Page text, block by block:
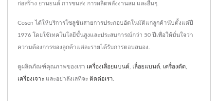
ก่อสร้าง ยานยนต์ การขนส่ง การผลิตพลังงานลม และอื่นๆ.
Cosen ได้ให้บริการโซลูชันสายการประกอบอัตโนมัติแก่ลูกค้านับตั้งแต่ปี
1976 โดยใช้เทคโนโลยีขั้นสูงและประสบการณ์กว่า 50 ปีเพื่อให้มั่นใจว่า
ความต้องการของลูกค้าแต่ละรายได้รับการตอบสนอง.
ดูผลิตภัณฑ์คุณภาพของเรา เครื่องเลื่อยแบนด์ เลื่อยแบนด์ เครื่องตัด
เครื่องเจาะ และอย่าลังเลที่จะ ติดต่อเรา